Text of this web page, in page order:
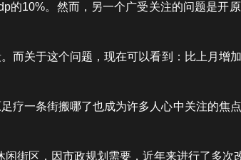
的10%。然而，另一个广受关注的问题是开
而关于这个问题，现在可以看到：比上月增
疗一条街搬哪了也成为许多人心中关注的焦
街区，因市政规划需要，近年来进行了多次